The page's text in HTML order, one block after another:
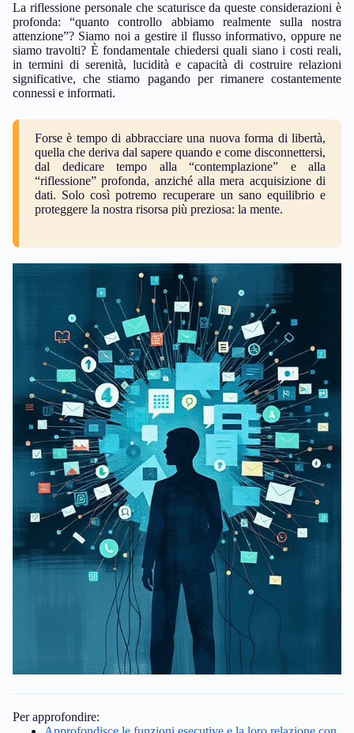
La riflessione personale che scaturisce da queste considerazioni è
profonda: “quanto controllo abbiamo realmente sulla nostra
attenzione”? Siamo noi a gestire il flusso informativo, oppure ne
siamo travolti? È fondamentale chiedersi quali siano i costi reali,
in termini di serenità, lucidità e capacità di costruire relazioni
significative, che stiamo pagando per rimanere costantemente
connessi e informati.
Forse è tempo di abbracciare una nuova forma di libertà,
quella che deriva dal sapere quando e come disconnettersi,
dal dedicare tempo alla “contemplazione” e alla
“riflessione” profonda, anziché alla mera acquisizione di
dati. Solo così potremo recuperare un sano equilibrio e
proteggere la nostra risorsa più preziosa: la mente.
Per approfondire: